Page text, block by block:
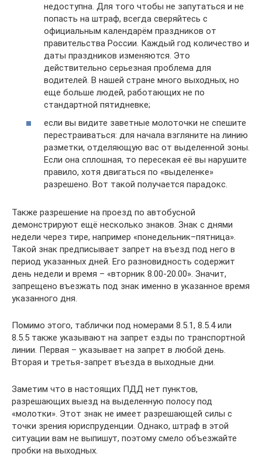
недоступна. Для того чтобы не запутаться и не
попасть на штраф, всегда сверяйтесь с
официальным календарём праздников от
правительства России. Каждый год количество и
даты праздников изменяются. Это
действительно серьезная проблема для
водителей. В нашей стране много выходных, но
еще больше людей, работающих не по
стандартной пятидневке;
если вы видите заветные молоточки не спешите
перестраиваться: для начала взгляните на линию
разметки, отделяющую вас от выделенной зоны.
Если она сплошная, то пересекая её вы нарушите
правило, хотя двигаться по «выделенке»
разрешено. Вот такой получается парадокс.
Также разрешение на проезд по автобусной
демонстрируют ещё несколько знаков. Знак с днями
недели через тире, например «понедельник–пятница».
Такой знак предписывает запрет на въезд под него в
период указанных дней. Его разновидность содержит
день недели и время – «вторник 8.00-20.00». Значит,
запрещено въезжать под знак именно в указанное время
указанного дня.
Помимо этого, таблички под номерами 8.5.1, 8.5.4 или
8.5.5 также указывают на запрет езды по транспортной
линии. Первая – указывает на запрет в любой день.
Вторая и третья-запрет въезда в выходные дни.
Заметим что в настоящих ПДД нет пунктов,
разрешающих выезд на выделенную полосу под
«молотки». Этот знак не имеет разрешающей силы с
точки зрения юриспруденции. Однако, штраф в этой
ситуации вам не выпишут, поэтому смело объезжайте
пробки на выходных.